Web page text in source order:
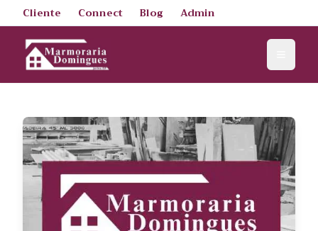
Cliente Connect Blog Admin